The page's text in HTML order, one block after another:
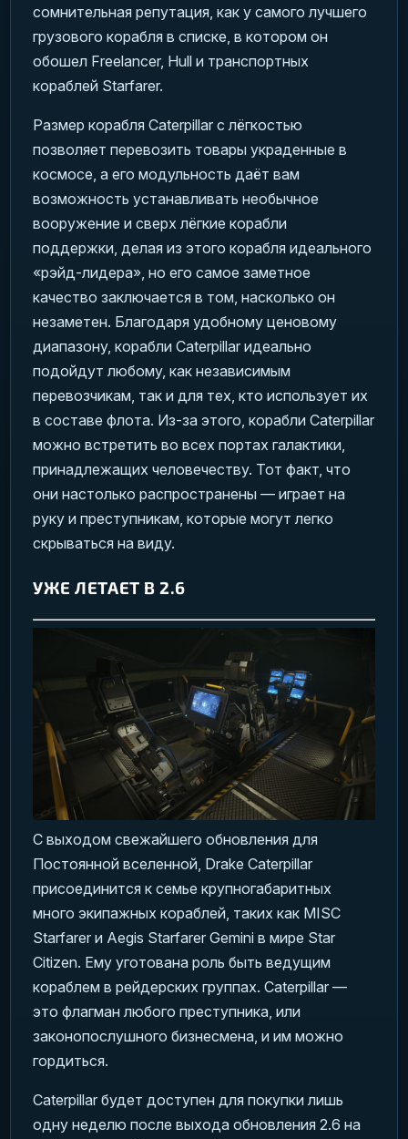
сомнительная репутация, как у самого лучшего
грузового корабля в списке, в котором он
обошел Freelancer, Hull и транспортных
кораблей Starfarer.
Размер корабля Caterpillar с лёгкостью
позволяет перевозить товары украденные в
космосе, а его модульность даёт вам
возможность устанавливать необычное
вооружение и сверх лёгкие корабли
поддержки, делая из этого корабля идеального
«рэйд-лидера», но его самое заметное
качество заключается в том, насколько он
незаметен. Благодаря удобному ценовому
диапазону, корабли Caterpillar идеально
подойдут любому, как независимым
перевозчикам, так и для тех, кто использует их
в составе флота. Из-за этого, корабли Caterpillar
можно встретить во всех портах галактики,
принадлежащих человечеству. Тот факт, что
они настолько распространены — играет на
руку и преступникам, которые могут легко
скрываться на виду.
УЖЕ ЛЕТАЕТ В 2.6
С выходом свежайшего обновления для
Постоянной вселенной, Drake Caterpillar
присоединится к семье крупногабаритных
много экипажных кораблей, таких как MISC
Starfarer и Aegis Starfarer Gemini в мире Star
Citizen. Ему уготована роль быть ведущим
кораблем в рейдерских группах. Caterpillar —
это флагман любого преступника, или
законопослушного бизнесмена, и им можно
гордиться.
Caterpillar будет доступен для покупки лишь
одну неделю после выхода обновления 2.6 на